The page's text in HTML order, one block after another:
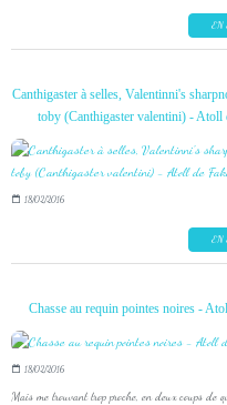
EN
Canthigaster à selles, Valentinni's
toby (Canthigaster valentini) - Atoll
18/02/2016
EN
Chasse au requin pointes noires -
18/02/2016
Mais me trouvant trop proche, en deux coups de